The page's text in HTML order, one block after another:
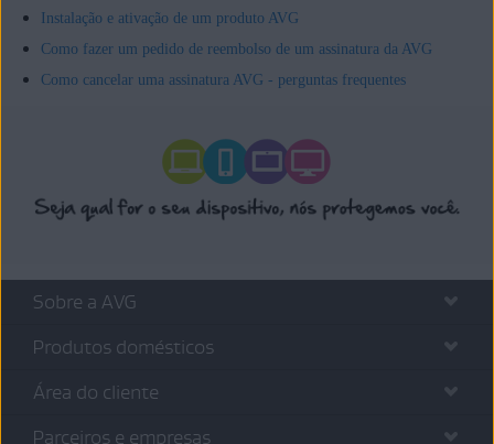
Instalação e ativação de um produto AVG
Como fazer um pedido de reembolso de um assinatura da AVG
Como cancelar uma assinatura AVG - perguntas frequentes
Sobre a AVG
Produtos domésticos
Área do cliente
Parceiros e empresas